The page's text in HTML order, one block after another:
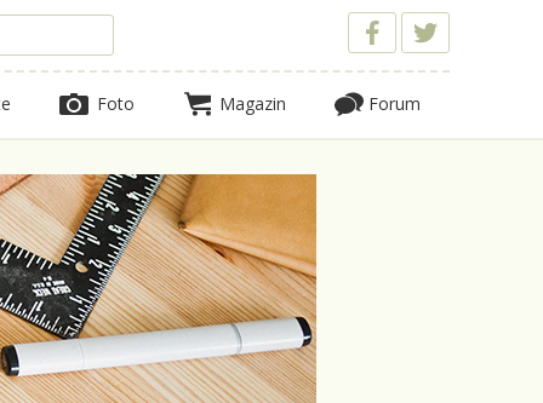
Foto Magazin Forum